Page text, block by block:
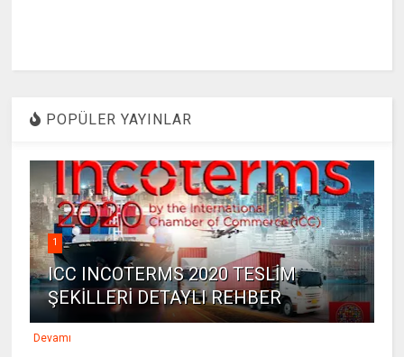
POPÜLER YAYINLAR
1
ICC INCOTERMS 2020 TESLİM
ŞEKİLLERİ DETAYLI REHBER
Devamı